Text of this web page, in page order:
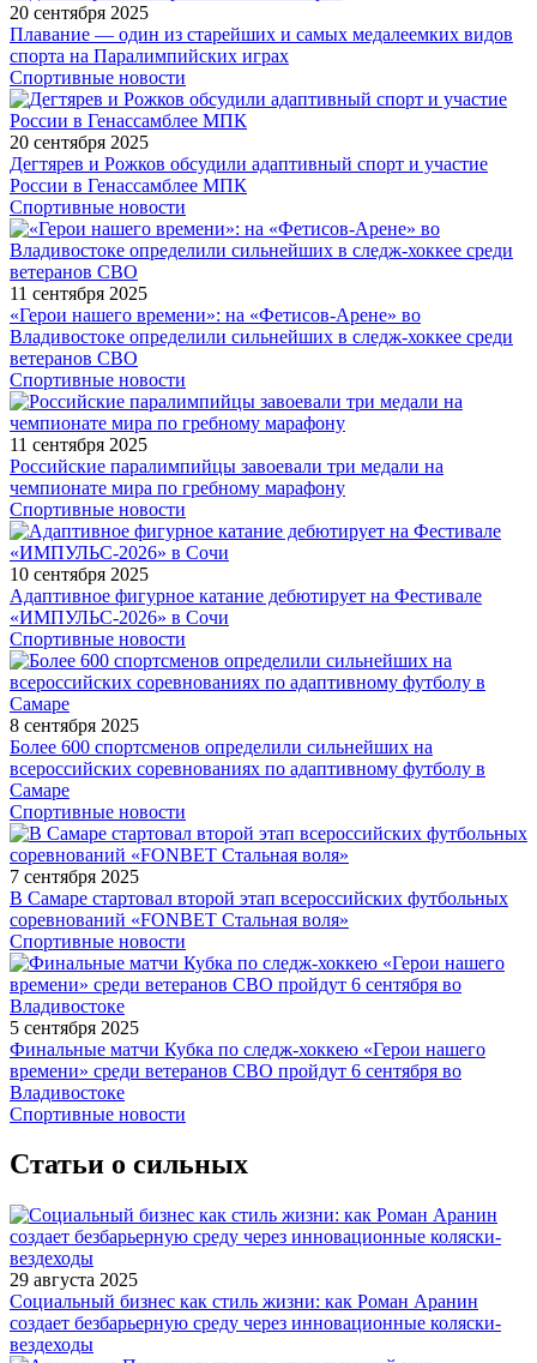
20 сентября 2025
Плавание — один из старейших и самых медалеемких видов
спорта на Паралимпийских играх
Спортивные новости
20 сентября 2025
Дегтярев и Рожков обсудили адаптивный спорт и участие
России в Генассамблее МПК
Спортивные новости
11 сентября 2025
«Герои нашего времени»: на «Фетисов-Арене» во
Владивостоке определили сильнейших в следж-хоккее среди
ветеранов СВО
Спортивные новости
11 сентября 2025
Российские паралимпийцы завоевали три медали на
чемпионате мира по гребному марафону
Спортивные новости
10 сентября 2025
Адаптивное фигурное катание дебютирует на Фестивале
«ИМПУЛЬС-2026» в Сочи
Спортивные новости
8 сентября 2025
Более 600 спортсменов определили сильнейших на
всероссийских соревнованиях по адаптивному футболу в
Самаре
Спортивные новости
7 сентября 2025
В Самаре стартовал второй этап всероссийских футбольных
соревнований «FONBET Стальная воля»
Спортивные новости
5 сентября 2025
Финальные матчи Кубка по следж-хоккею «Герои нашего
времени» среди ветеранов СВО пройдут 6 сентября во
Владивостоке
Спортивные новости
Статьи о сильных
29 августа 2025
Социальный бизнес как стиль жизни: как Роман Аранин
создает безбарьерную среду через инновационные коляски-
вездеходы